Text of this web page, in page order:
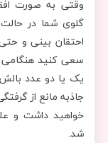
وقتی به صورت
گلوی شما در
احتقان بینی و
سعی کنید
یک یا دو عدد
جاذبه مانع از
خواهید داشت و
شد.